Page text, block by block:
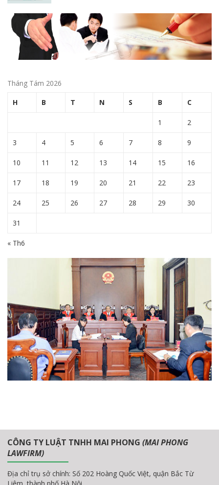
Tháng Tám 2026
H B T N S B C
1 2
3 4 5 6 7 8 9
10 11 12 13 14 15 16
17 18 19 20 21 22 23
24 25 26 27 28 29 30
31
« Th6
CÔNG TY LUẬT TNHH MAI PHONG (MAI PHONG
LAWFIRM)
Địa chỉ trụ sở chính: Số 202 Hoàng Quốc Việt, quận Bắc Từ
Liêm, thành phố Hà Nội